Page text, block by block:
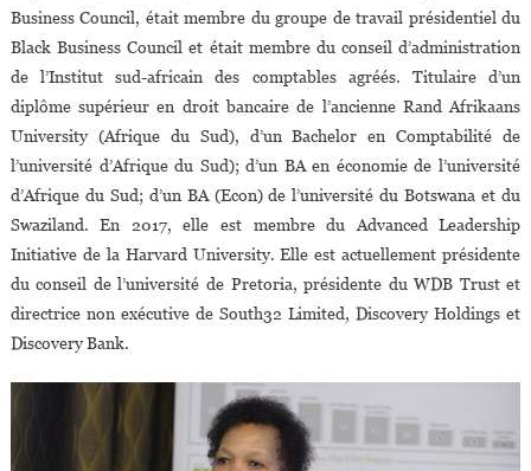
Business Council, était membre du groupe de travail présidentiel du
Black Business Council et était membre du conseil d’administration
de l’Institut sud-africain des comptables agréés. Titulaire d’un
diplôme supérieur en droit bancaire de l’ancienne Rand Afrikaans
University (Afrique du Sud), d’un Bachelor en Comptabilité de
l’université d’Afrique du Sud); d’un BA en économie de l’université
d’Afrique du Sud; d’un BA (Econ) de l’université du Botswana et du
Swaziland. En 2017, elle est membre du Advanced Leadership
Initiative de la Harvard University. Elle est actuellement présidente
du conseil de l’université de Pretoria, présidente du WDB Trust et
directrice non exécutive de South32 Limited, Discovery Holdings et
Discovery Bank.